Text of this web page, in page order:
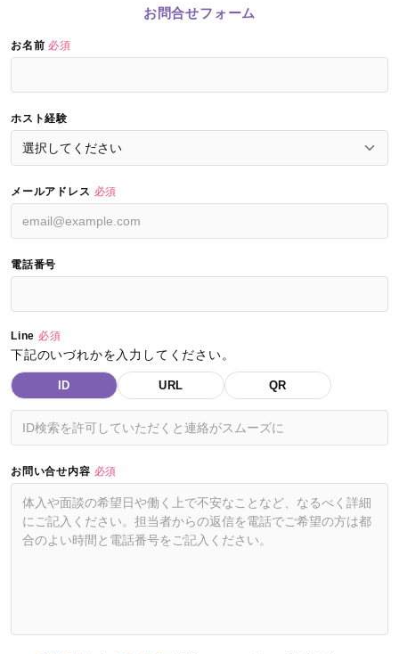
お問合せフォーム
お名前 必須
ホスト経験
メールアドレス 必須
電話番号
Line 必須
下記のいづれかを入力してください。
ID URL QR
お問い合せ内容 必須